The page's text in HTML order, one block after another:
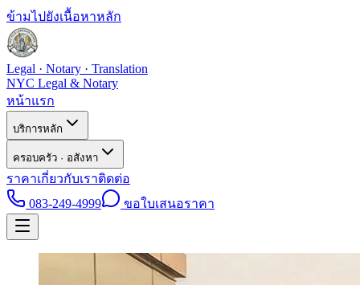
ข้ามไปยังเนื้อหาหลัก
Legal · Notary · Translation
NYC Legal & Notary
หน้าแรก
บริการหลัก
ครอบครัว · อสังหา
ราคาเกี่ยวกับเราติดต่อ
083-249-4999
ขอใบเสนอราคา